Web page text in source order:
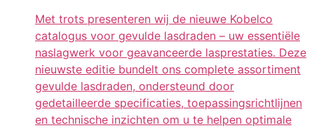
Met trots presenteren wij de nieuwe Kobelco
catalogus voor gevulde lasdraden – uw essentiële
naslagwerk voor geavanceerde lasprestaties. Deze
nieuwste editie bundelt ons complete assortiment
gevulde lasdraden, ondersteund door
gedetailleerde specificaties, toepassingsrichtlijnen
en technische inzichten om u te helpen optimale